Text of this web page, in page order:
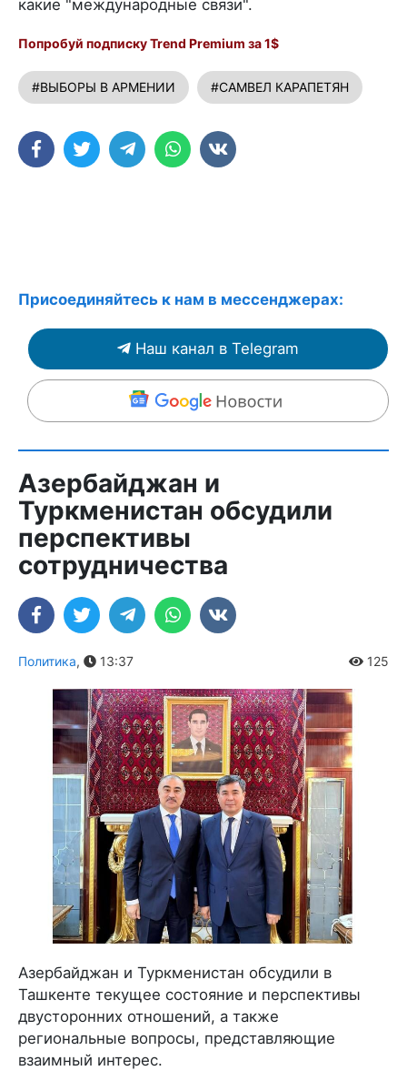
какие "международные связи".
Попробуй подписку Trend Premium за 1$
#ВЫБОРЫ В АРМЕНИИ #САМВЕЛ КАРАПЕТЯН
Присоединяйтесь к нам в мессенджерах:
Наш канал в Telegram
Азербайджан и
Туркменистан обсудили
перспективы
сотрудничества
Политика, 13:37 125
Азербайджан и Туркменистан обсудили в
Ташкенте текущее состояние и перспективы
двусторонних отношений, а также
региональные вопросы, представляющие
взаимный интерес.